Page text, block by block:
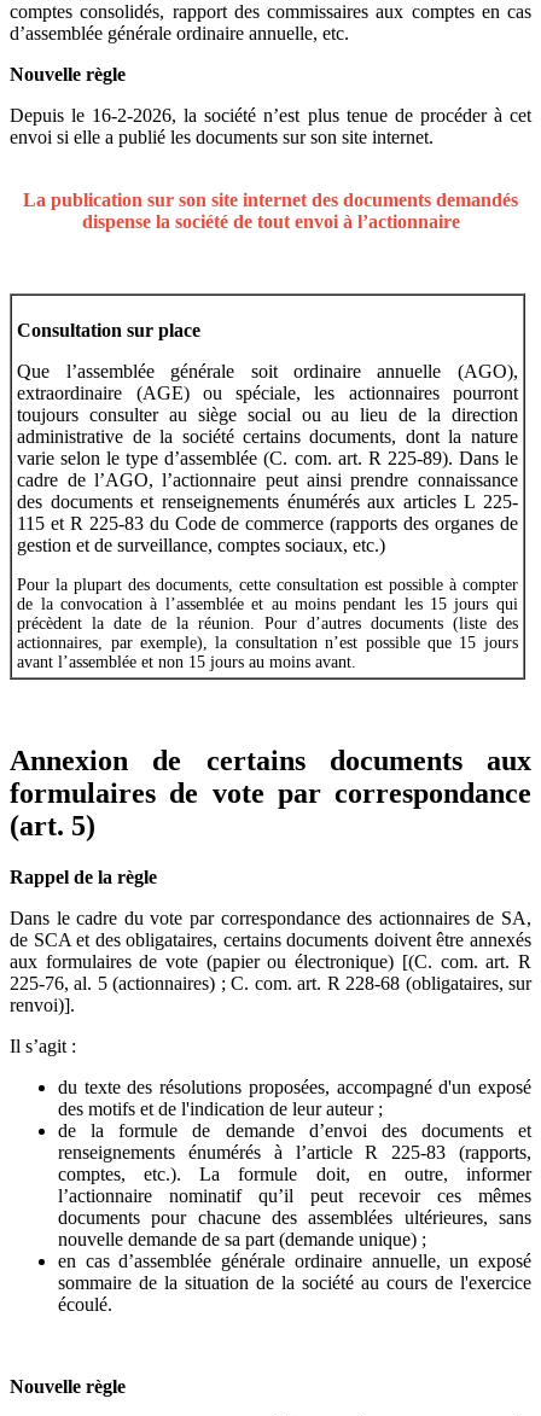
comptes consolidés, rapport des commissaires aux comptes en cas
d’assemblée générale ordinaire annuelle, etc.
Nouvelle règle
Depuis le 16-2-2026, la société n’est plus tenue de procéder à cet
envoi si elle a publié les documents sur son site internet.
La publication sur son site internet des documents demandés
dispense la société de tout envoi à l’actionnaire
Consultation sur place
Que l’assemblée générale soit ordinaire annuelle (AGO),
extraordinaire (AGE) ou spéciale, les actionnaires pourront
toujours consulter au siège social ou au lieu de la direction
administrative de la société certains documents, dont la nature
varie selon le type d’assemblée (C. com. art. R 225-89). Dans le
cadre de l’AGO, l’actionnaire peut ainsi prendre connaissance
des documents et renseignements énumérés aux articles L 225-
115 et R 225-83 du Code de commerce (rapports des organes de
gestion et de surveillance, comptes sociaux, etc.)
Pour la plupart des documents, cette consultation est possible à compter
de la convocation à l’assemblée et au moins pendant les 15 jours qui
précèdent la date de la réunion. Pour d’autres documents (liste des
actionnaires, par exemple), la consultation n’est possible que 15 jours
avant l’assemblée et non 15 jours au moins avant.
Annexion de certains documents aux
formulaires de vote par correspondance
(art. 5)
Rappel de la règle
Dans le cadre du vote par correspondance des actionnaires de SA,
de SCA et des obligataires, certains documents doivent être annexés
aux formulaires de vote (papier ou électronique) [(C. com. art. R
225-76, al. 5 (actionnaires) ; C. com. art. R 228-68 (obligataires, sur
renvoi)].
Il s’agit :
du texte des résolutions proposées, accompagné d'un exposé
des motifs et de l'indication de leur auteur ;
de la formule de demande d’envoi des documents et
renseignements énumérés à l’article R 225-83 (rapports,
comptes, etc.). La formule doit, en outre, informer
l’actionnaire nominatif qu’il peut recevoir ces mêmes
documents pour chacune des assem­blées ultérieures, sans
nouvelle demande de sa part (demande unique) ;
en cas d’assemblée générale ordinaire annuelle, un exposé
sommaire de la situation de la société au cours de l'exercice
écoulé.
Nouvelle règle